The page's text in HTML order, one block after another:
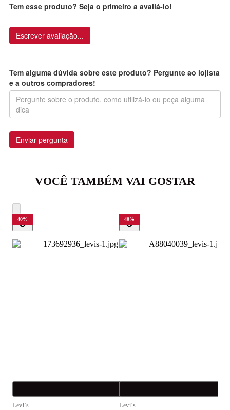
Tem esse produto? Seja o primeiro a avaliá-lo!
Escrever avaliação...
Tem alguma dúvida sobre este produto? Pergunte ao lojista
e a outros compradores!
Enviar pergunta
VOCÊ TAMBÉM VAI GOSTAR
40%
Levi's
40%
Levi's